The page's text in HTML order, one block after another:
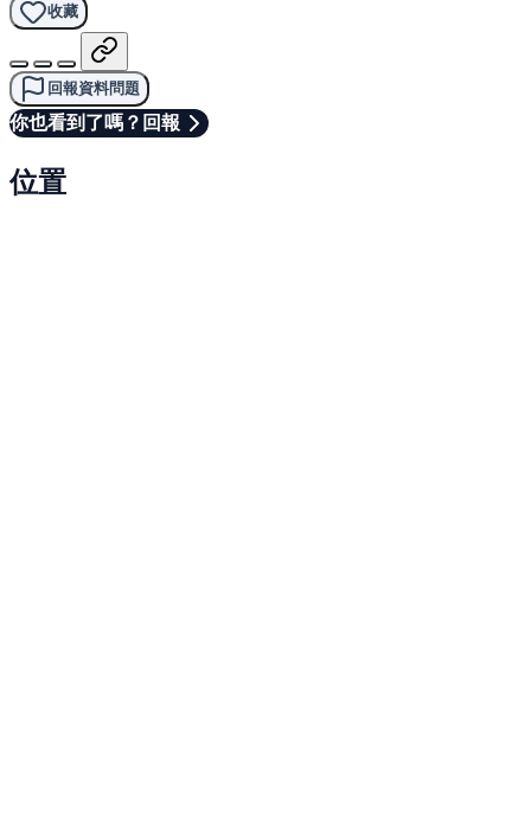
收藏
回報資料問題
你也看到了嗎？回報
位置